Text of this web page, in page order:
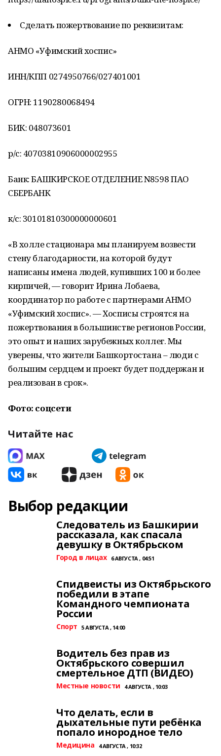
Сделать пожертвование по реквизитам:
АНМО «Уфимский хоспис»
ИНН/КПП 0274950766/027401001
ОГРН: 1190280068494
БИК: 048073601
р/с: 40703810906000002955
Банк: БАШКИРСКОЕ ОТДЕЛЕНИЕ N8598 ПАО
СБЕРБАНК
к/с: 30101810300000000601
«В холле стационара мы планируем возвести
стену благодарности, на которой будут
написаны имена людей, купивших 100 и более
кирпичей, — говорит Ирина Лобаева,
координатор по работе с партнерами АНМО
«Уфимский хоспис». — Хосписы строятся на
пожертвования в большинстве регионов России,
это опыт и наших зарубежных коллег. Мы
уверены, что жители Башкортостана – люди с
большим сердцем и проект будет поддержан и
реализован в срок».
Фото: соцсети
Читайте нас
Выбор редакции
Следователь из Башкирии
рассказала, как спасала
девушку в Октябрьском
Город в лицах 6 АВГУСТА , 04:51
Спидвеисты из Октябрьского
победили в этапе
Командного чемпионата
России
Спорт 5 АВГУСТА , 14:00
Водитель без прав из
Октябрьского совершил
смертельное ДТП (ВИДЕО)
Местные новости 4 АВГУСТА , 10:03
Что делать, если в
дыхательные пути ребёнка
попало инородное тело
Медицина 4 АВГУСТА , 10:32